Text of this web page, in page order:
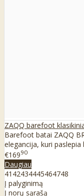
ZAQQ barefoot
Barefoot batai ZAQQ
elegancija, kuri paslepia
€16990
Daugiau
41 42434445464748
Į palyginimą
Į norų sąrašą